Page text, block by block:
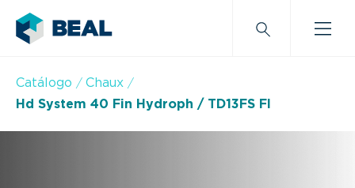
Catálogo
Chaux
Hd System 40 Fin Hydroph / TD13FS FI